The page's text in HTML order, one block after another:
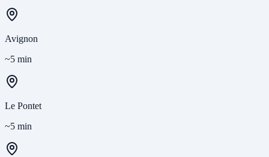
Avignon
~5 min
Le Pontet
~5 min